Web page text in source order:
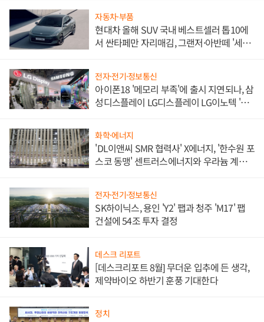
자동차·부품
현대차 올해 SUV 국내 베스트셀러 톱10에
서 싼타페만 자리매김, 그랜저·아반떼 '세단
전자·전기·정보통신
아이폰18 '메모리 부족'에 출시 지연되나, 삼
성디스플레이 LG디스플레이 LG이노텍 '탈
화학·에너지
'DL이앤씨 SMR 협력사' X에너지, '한수원 포
스코 동맹' 센트러스에너지와 우라늄 계약
전자·전기·정보통신
SK하이닉스, 용인 'Y2' 팹과 청주 'M17' 팹
건설에 54조 투자 결정
데스크 리포트
[데스크리포트 8월] 무더운 입추에 든 생각,
제약바이오 하반기 훈풍 기대한다
정치